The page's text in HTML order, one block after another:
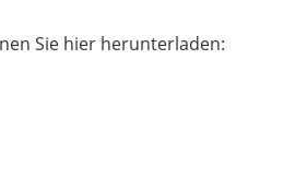
Sie hier herunterladen: